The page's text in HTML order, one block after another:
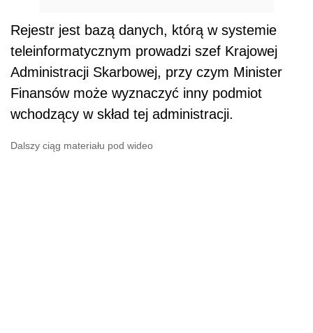
Rejestr jest bazą danych, którą w systemie
teleinformatycznym prowadzi szef Krajowej
Administracji Skarbowej, przy czym Minister
Finansów może wyznaczyć inny podmiot
wchodzący w skład tej administracji.
Dalszy ciąg materiału pod wideo